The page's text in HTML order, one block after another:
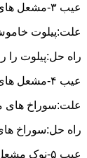
عیب ۳-مشعل های فوقانی اجاق گاز روشن نمی شود.
علت:پیلوت
راه حل:پیلوت را
عیب ۴-مشعل های فوقانی اجاق روشن نمی شود
علت:سوراخ های
راه حل:سوراخ
عیب ۵-نوک مشعل ها زرد رنگ می سوزد.